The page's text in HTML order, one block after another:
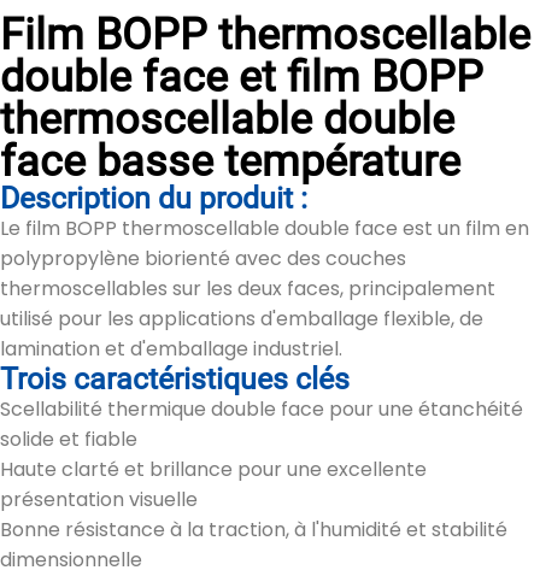
Film BOPP thermoscellable
double face et film BOPP
thermoscellable double
face basse température
Description du produit :
Le film BOPP thermoscellable double face est un film en
polypropylène biorienté avec des couches
thermoscellables sur les deux faces, principalement
utilisé pour les applications d'emballage flexible, de
lamination et d'emballage industriel.
Trois caractéristiques clés
Scellabilité thermique double face pour une étanchéité
solide et fiable
Haute clarté et brillance pour une excellente
présentation visuelle
Bonne résistance à la traction, à l'humidité et stabilité
dimensionnelle